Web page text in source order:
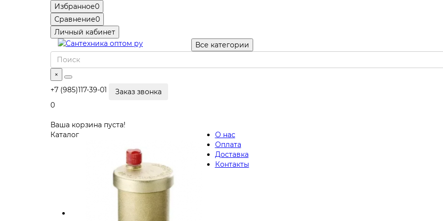
Избранное0
Сравнение0
Личный кабинет
Все категории
×
+7 (985)117-39-01
Заказ звонка
0
Ваша корзина пуста!
Каталог
О нас
Оплата
Доставка
Контакты